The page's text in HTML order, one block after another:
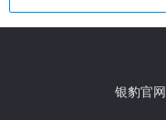
银豹官网